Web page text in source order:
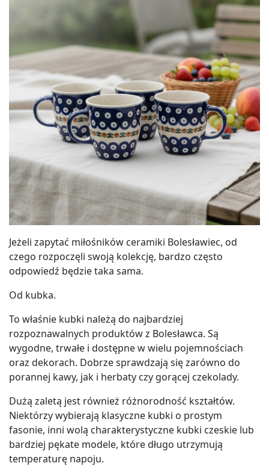
Jeżeli zapytać miłośników ceramiki Bolesławiec, od
czego rozpoczęli swoją kolekcję, bardzo często
odpowiedź będzie taka sama.
Od kubka.
To właśnie kubki należą do najbardziej
rozpoznawalnych produktów z Bolesławca. Są
wygodne, trwałe i dostępne w wielu pojemnościach
oraz dekorach. Dobrze sprawdzają się zarówno do
porannej kawy, jak i herbaty czy gorącej czekolady.
Dużą zaletą jest również różnorodność kształtów.
Niektórzy wybierają klasyczne kubki o prostym
fasonie, inni wolą charakterystyczne kubki czeskie lub
bardziej pękate modele, które długo utrzymują
temperaturę napoju.